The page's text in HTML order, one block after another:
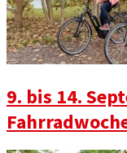
9. bis 14.